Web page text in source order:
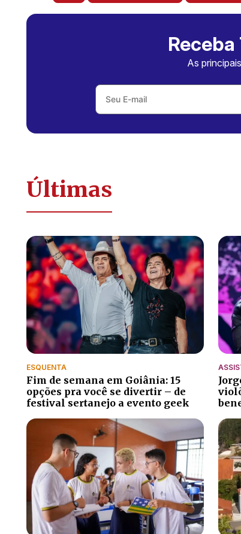
Receba
As
Últimas
ESQUENTA
Fim de semana em Goiânia: 15
opções pra você se divertir – de
festival sertanejo a evento geek